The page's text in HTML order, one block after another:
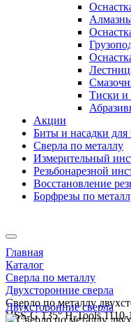
Тиски и
Акции
Биты и насадки для
Сверла по металлу
Измерительный
Резьбонарезной
Восстановление
Борфрезы по
Главная
Каталог
Сверла по металлу
Двухсторонние сверла
Сверло по металлу
HSS-G 135° H-Tools 1110-
Двухсторонние сверла